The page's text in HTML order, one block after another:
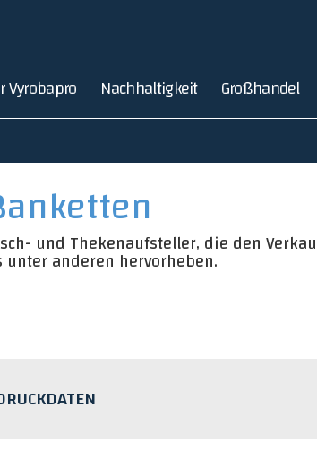
Vyrobapro Nachhaltigkeit Großhandel
und Thekenaufsteller, die den
unter anderen hervorheben.